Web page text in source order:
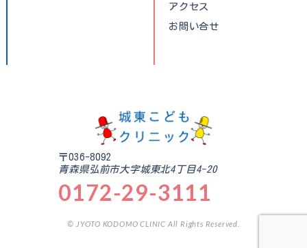
アクセス
お問い合せ
〒036-8092
青森県弘前市大字城東北4丁目4-20
0172-29-3111
© JYOTO KODOMO CLINIC All Rights Reserved.